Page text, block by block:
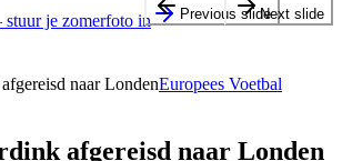
stuur je zomerfoto in
Europees Voetbal
afgereisd naar Londen
Previous slideNext slide